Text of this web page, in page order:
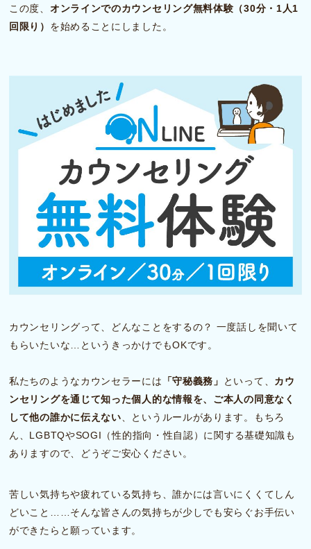
この度、 オンラインでのカウンセリング無料体験（30分・1人1
回限り） を始めることにしました。
カウンセリングって、どんなことをするの？ 一度話しを聞いて
もらいたいな…というきっかけでもOKです。
私たちのようなカウンセラーには 「守秘義務」 といって、 カウ
ンセリングを通じて知った個人的な情報を、ご本人の同意なく
して他の誰かに伝えない 、というルールがあります。もちろ
ん、LGBTQやSOGI（性的指向・性自認）に関する基礎知識も
ありますので、どうぞご安心ください。
苦しい気持ちや疲れている気持ち、誰かには言いにくくてしん
どいこと……そんな皆さんの気持ちが少しでも安らぐお手伝い
ができたらと願っています。